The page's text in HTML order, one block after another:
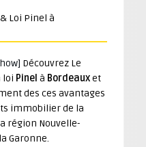
Loi Pinel à
Découvrez Le
loi Pinel à Bordeauxet
des ces avantages
immobilier de la
région Nouvelle-
Garonne.